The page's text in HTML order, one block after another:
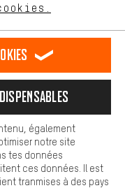
español
d'Aix-la-Chapelle
Protection des données
d'Alerte
de cookies
hors) plus les
de confort, nous
d'autres contenus et
possibilité d'utiliser des
nous proposons une
tu puisses utiliser les
également
notre site
tes données
ces données. Il est
tranmises à des pays